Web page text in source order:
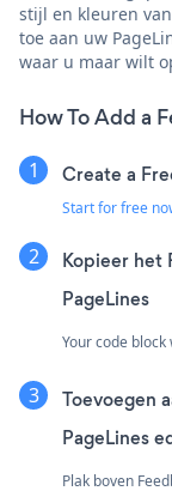
stijl en kleuren
toe aan uw
waar u maar wilt
How To Add a
Create a
Start for free
Kopieer het
PageLines
Your code
Toevoegen
PageLines
Plak boven